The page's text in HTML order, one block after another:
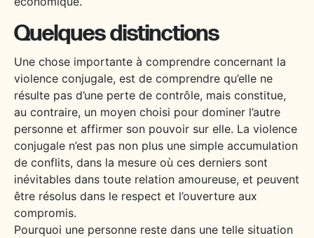
Quelques distinctions
Une chose importante à comprendre concernant la
violence conjugale, est de comprendre qu’elle ne
résulte pas d’une perte de contrôle, mais constitue,
au contraire, un moyen choisi pour dominer l’autre
personne et affirmer son pouvoir sur elle. La violence
conjugale n’est pas non plus une simple accumulation
de conflits, dans la mesure où ces derniers sont
inévitables dans toute relation amoureuse, et peuvent
être résolus dans le respect et l’ouverture aux
compromis.
Pourquoi une personne reste dans une telle situation